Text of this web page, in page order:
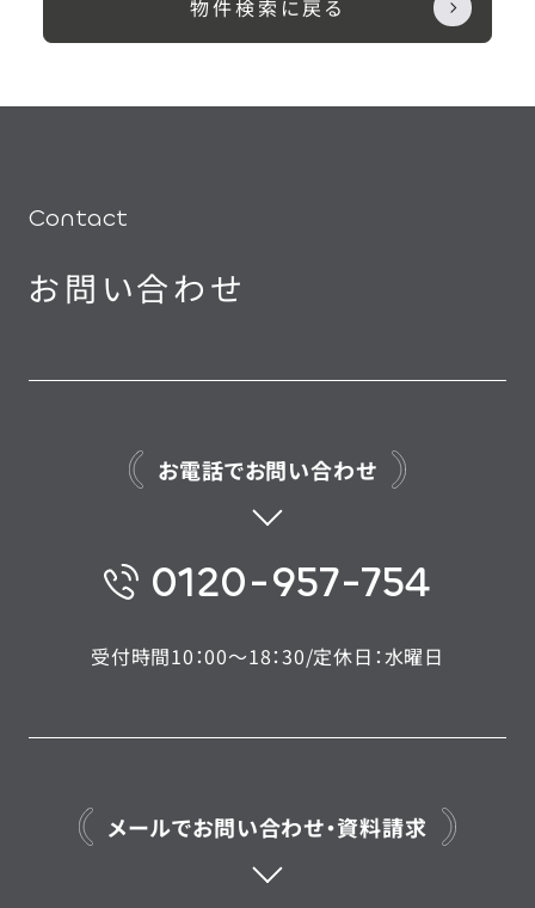
物件検索に戻る
Contact
お問い合わせ
お電話でお問い合わせ
0120-957-754
受付時間10：00〜18：30/定休日：水曜日
メールでお問い合わせ・資料請求